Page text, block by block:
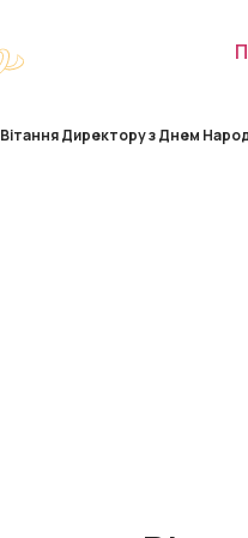
Вітання Директору з Днем